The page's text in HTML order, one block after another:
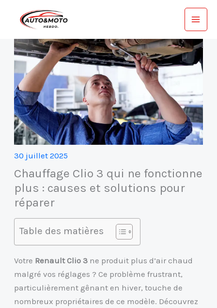
30 juillet 2025
Chauffage Clio 3 qui ne fonctionne
plus : causes et solutions pour
réparer
Table des matières
Votre Renault Clio 3 ne produit plus d’air chaud
malgré vos réglages ? Ce problème frustrant,
particulièrement gênant en hiver, touche de
nombreux propriétaires de ce modèle. Découvrez